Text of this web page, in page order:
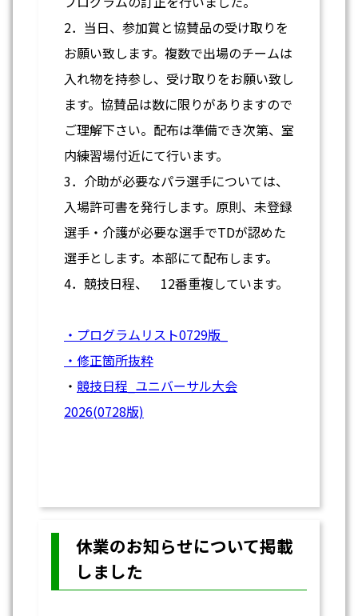
2．当日、参加賞と協賛品の受け取りを
お願い致します。複数で出場のチームは
入れ物を持参し、受け取りをお願い致し
ます。協賛品は数に限りがありますので
ご理解下さい。配布は準備でき次第、室
内練習場付近にて行います。
3．介助が必要なパラ選手については、
入場許可書を発行します。原則、未登録
選手・介護が必要な選手でTDが認めた
選手とします。本部にて配布します。
4．競技日程、 12番重複しています。
・プログラムリスト0729版_
・修正箇所抜粋
・ 競技日程_ユニバーサル大会
2026(0728版)
休業のお知らせについて掲載
しました